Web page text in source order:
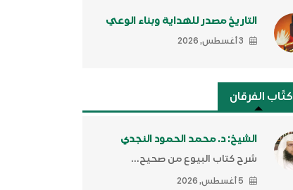
التاريخ مصدر للهداية وبناء الوعي
3 أغسطس, 2026
كتَّاب الفرقان
الشيخ: د. محمد الحمود النجدي
شرح كتاب البيوع من صحيح...
5 أغسطس, 2026